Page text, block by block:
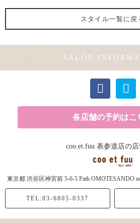
スタイル一覧に戻
SALON
各店舗の予約はこ
coo.et.fuu 表参道店の
東京都 渋谷区神宮前 5-6-5 Path OMOTESANDO
TEL:03-6805-0337